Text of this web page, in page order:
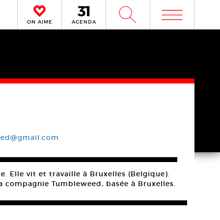
ON AIME AGENDA W m
Elle vit et travaille à Bruxelles (Belgique).
Tumbleweed, basée à Bruxelles.